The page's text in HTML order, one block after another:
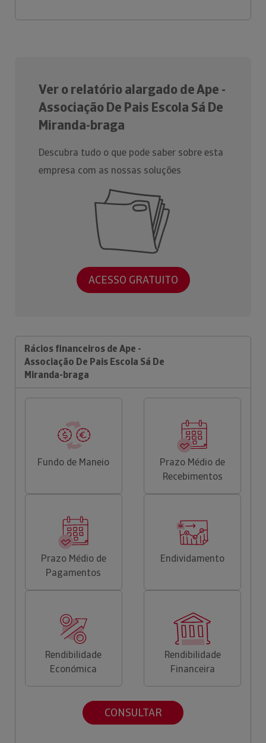
Ver o relatório alargado de Ape -
Associação De Pais Escola Sá De
Miranda-braga
Descubra tudo o que pode saber sobre esta
empresa com as nossas soluções
ACESSO GRATUITO
Rácios financeiros de Ape -
Associação De Pais Escola Sá De
Miranda-braga
Fundo de Maneio
Prazo Médio de
Recebimentos
Prazo Médio de
Pagamentos
Endividamento
Rendibilidade
Económica
Rendibilidade
Financeira
CONSULTAR